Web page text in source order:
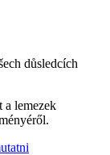
důsledcích
a lemezek